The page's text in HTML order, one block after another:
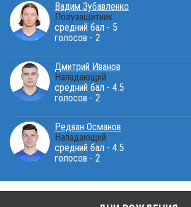
Вадим Зубавленко
Полузащитник
средний бал - 5
голосов - 2
Дмитрий Иванов
Нападающий
средний бал - 4.5
голосов - 2
Редван Османов
Нападающий
средний бал - 4.5
голосов - 2